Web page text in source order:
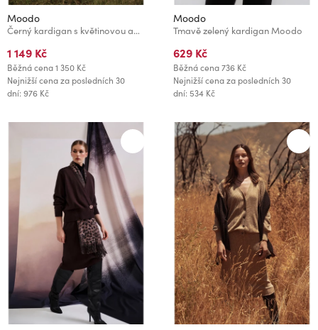
Moodo
Černý kardigan s květinovou aplikací Moodo
1 149 Kč
Běžná cena1 350 Kč
Nejnižší cena za posledních 30
dní: 976 Kč
Moodo
Tmavě zelený kardigan Moodo
629 Kč
Běžná cena736 Kč
Nejnižší cena za posledních 30
dní: 534 Kč